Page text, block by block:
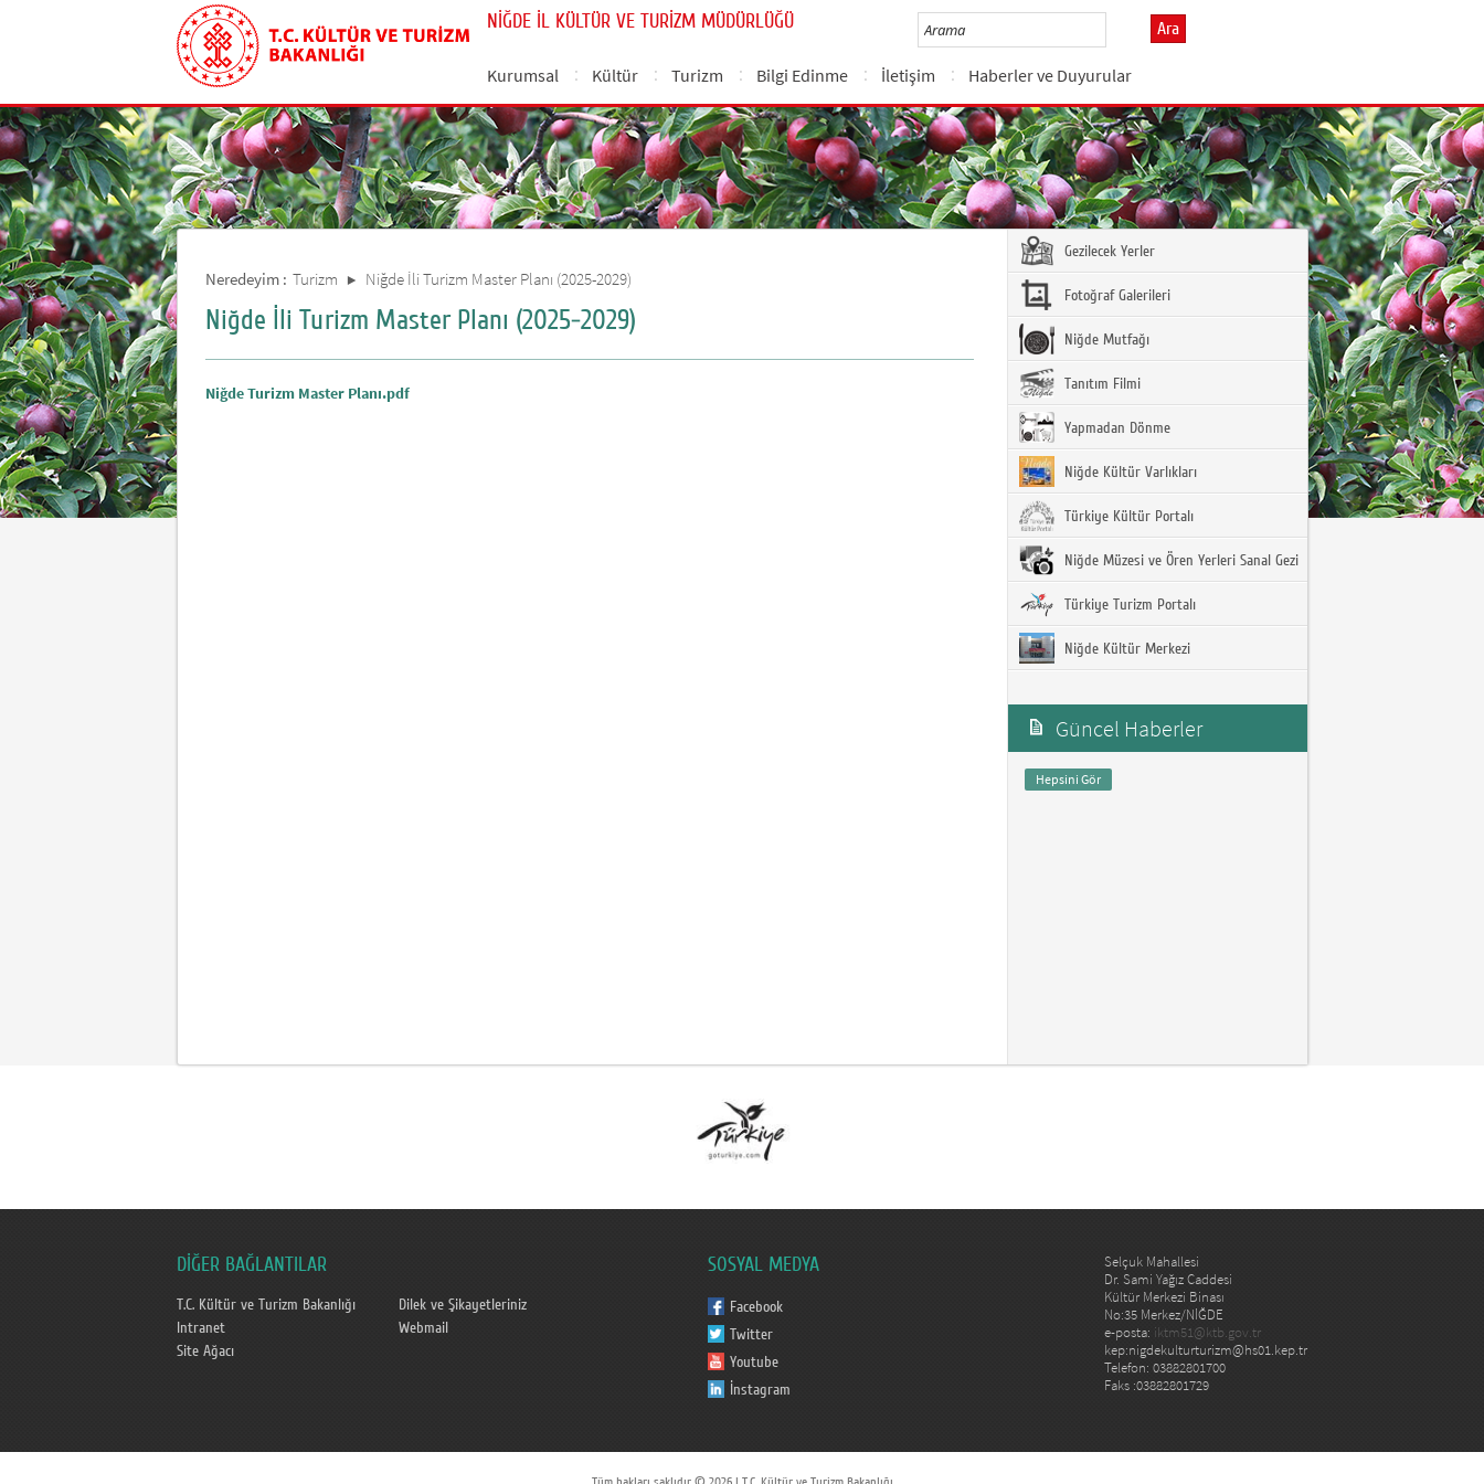
NİĞDE İL KÜLTÜR VE TURİZM MÜDÜRLÜĞÜ Ara
Kurumsal Kültür Turizm Bilgi Edinme İletişim Haberler ve Duyurular
Neredeyim : Turizm Niğde İli Turizm Master Planı (2025-2029)
Niğde İli Turizm Master Planı (2025-2029)
Niğde Turizm Master Planı.pdf
Gezilecek Yerler
Fotoğraf Galerileri
Niğde Mutfağı
Tanıtım Filmi
Yapmadan Dönme
Niğde Kültür Varlıkları
Türkiye Kültür Portalı
Niğde Müzesi ve Ören Yerleri Sanal Gezi
Türkiye Turizm Portalı
Niğde Kültür Merkezi
Güncel Haberler
Hepsini Gör
DİĞER BAĞLANTILAR
T.C. Kültür ve Turizm Bakanlığı
Dilek ve Şikayetleriniz
Intranet
Webmail
Site Ağacı
SOSYAL MEDYA
Facebook
Twitter
Youtube
İnstagram
Selçuk Mahallesi
Dr. Sami Yağız Caddesi
Kültür Merkezi Binası
No:35 Merkez/NİĞDE
e-posta: iktm51@ktb.gov.tr
kep:nigdekulturturizm@hs01.kep.tr
Telefon: 03882801700
Faks :03882801729